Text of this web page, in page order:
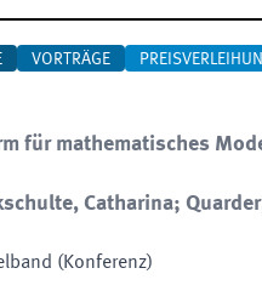
VORTRÄGE
für mathematisches
Catharina;
(Konferenz)